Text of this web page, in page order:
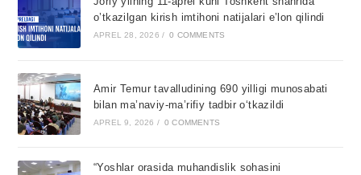
o’tkazilgan kirish imtihoni natijalari e’lon qilindi
APREL 28, 2026 / 0 COMMENTS
Amir Temur tavalludining 690 yilligi munosabati
bilan ma’naviy-ma’rifiy tadbir o‘tkazildi
APREL 9, 2026 / 0 COMMENTS
“Yoshlar orasida muhandislik sohasini